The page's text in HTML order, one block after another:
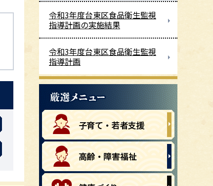
令和3年度台東区食品衛生監視
指導計画の実施結果
令和3年度台東区食品衛生監視
指導計画